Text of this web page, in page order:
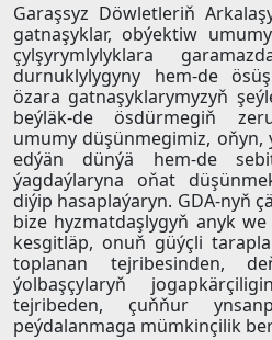
Garaşsyz Döwletleriň
gatnaşyklar, obýektiw
çylşyrymlylyklara
durnuklylygyny hem-de
özara gatnaşyklarymyzyň
beýläk-de ösdürmegiň
umumy düşünmegimiz, oňyn,
edýän dünýä hem-de
ýagdaýlaryna oňat
diýip hasaplaýaryn. GDA-nyň
bize hyzmatdaşlygyň anyk
kesgitläp, onuň güýçli
toplanan tejribesinden,
ýolbaşçylaryň
tejribeden, çuňňur
peýdalanmaga mümkinçilik